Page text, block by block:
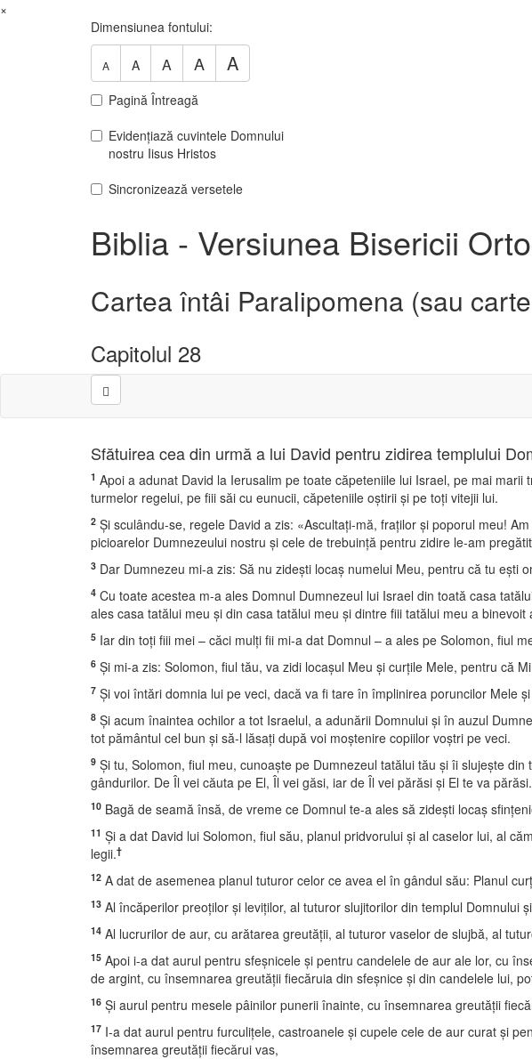
×
Dimensiunea fontului:
A A A A A
Pagină Întreagă
Evidențiază cuvintele Domnului
nostru Iisus Hristos
Sincronizează versetele
Biblia - Versiunea Bisericii
Cartea întâi Paralipomena (sau
Capitolul 28
Sfătuirea cea din urmă a lui David pentru zidirea templului
1 Apoi a adunat David la Ierusalim pe toate căpeteniile lui Israel, pe mai
turmelor regelui, pe fiii săi cu eunucii, căpeteniile oştirii şi pe toţi vitejii lui.
2 Şi sculându-se, regele David a zis: «Ascultaţi-mă, fraţilor şi poporul meu!
picioarelor Dumnezeului nostru şi cele de trebuinţă pentru zidire le-am
3 Dar Dumnezeu mi-a zis: Să nu zideşti locaş numelui Meu, pentru că tu eşti
4 Cu toate acestea m-a ales Domnul Dumnezeul lui Israel din toată casa
ales casa tatălui meu şi din casa tatălui meu şi dintre fiii tatălui meu a
5 Iar din toţi fiii mei – căci mulţi fii mi-a dat Domnul – a ales pe Solomon, fiul
6 Şi mi-a zis: Solomon, fiul tău, va zidi locaşul Meu şi curţile Mele, pentru că
7 Şi voi întări domnia lui pe veci, dacă va fi tare în împlinirea poruncilor Mele
8 Şi acum înaintea ochilor a tot Israelul, a adunării Domnului şi în auzul
tot pământul cel bun şi să-l lăsaţi după voi moştenire copiilor voştri pe veci.
9 Şi tu, Solomon, fiul meu, cunoaşte pe Dumnezeul tatălui tău şi îi slujeşte
gândurilor. De Îl vei căuta pe El, Îl vei găsi, iar de Îl vei părăsi şi El te va părăsi.
10 Bagă de seamă însă, de vreme ce Domnul te-a ales să zideşti locaş
11 Şi a dat David lui Solomon, fiul său, planul pridvorului şi al caselor lui, al
legii.†
12 A dat de asemenea planul tuturor celor ce avea el în gândul său: Planul
13 Al încăperilor preoţilor şi leviţilor, al tuturor slujitorilor din templul Domnului
14 Al lucrurilor de aur, cu arătarea greutăţii, al tuturor vaselor de slujbă, al
15 Apoi i-a dat aurul pentru sfeşnicele şi pentru candelele de aur ale lor, cu
de argint, cu însemnarea greutăţii fiecăruia din sfeşnice şi din candelele lui,
16 Şi aurul pentru mesele pâinilor punerii înainte, cu însemnarea greutăţii
17 I-a dat aurul pentru furculiţele, castroanele şi cupele cele de aur curat şi
însemnarea greutăţii fiecărui vas,